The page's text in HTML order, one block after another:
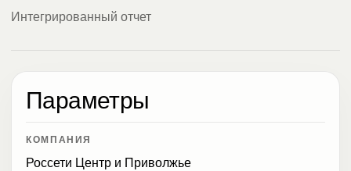
Интегрированный отчет
Параметры
КОМПАНИЯ
Россети Центр и Приволжье